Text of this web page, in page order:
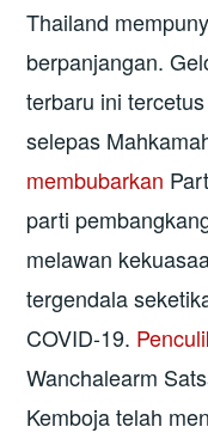
Thailand
berpanjangan.
terbaru ini
selepas
membubarkan
parti
melawan
tergendala
COVID-19.
Wanchalearm
Kemboja telah